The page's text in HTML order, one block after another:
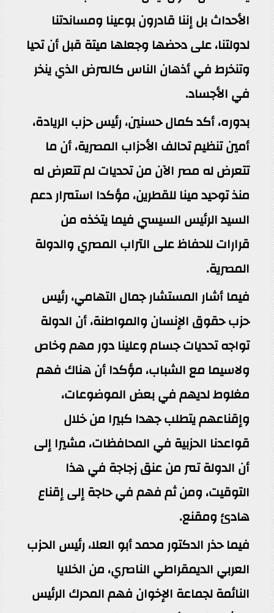
الأحداث بل إننا قادرون بوعينا ومساندتنا
لدولتنا، على دحضها وجعلها ميتة قبل أن تحيا
وتنخرط في أذهان الناس كالمرض الذي ينخر
في الأجساد.
بدوره، أكد كمال حسنين، رئيس حزب الريادة،
أمين تنظيم تحالف الأحزاب المصرية، أن ما
تتعرض له مصر الآن من تحديات لم تتعرض له
منذ توحيد مينا للقطرين، مؤكدا استمرار دعم
السيد الرئيس السيسي فيما يتخذه من
قرارات للحفاظ على التراب المصري والدولة
المصرية.
فيما أشار المستشار جمال التهامي، رئيس
حزب حقوق الإنسان والمواطنة، أن الدولة
تواجه تحديات جسام وعلينا دور مهم وخاص
ولاسيما مع الشباب، مؤكدا أن هناك فهم
مغلوط لديهم في بعض الموضوعات،
وإقناعهم يتطلب جهدا كبيرا من خلال
قواعدنا الحزبية في المحافظات، مشيرا إلى
أن الدولة تمر من عنق زجاجة في هذا
التوقيت، ومن ثم فهم في حاجة إلى إقناع
هادئ ومقنع.
فيما حذر الدكتور محمد أبو العلا، رئيس الحزب
العربي الديمقراطي الناصري، من الخلايا
النائمة لجماعة الإخوان فهم المحرك الرئيس